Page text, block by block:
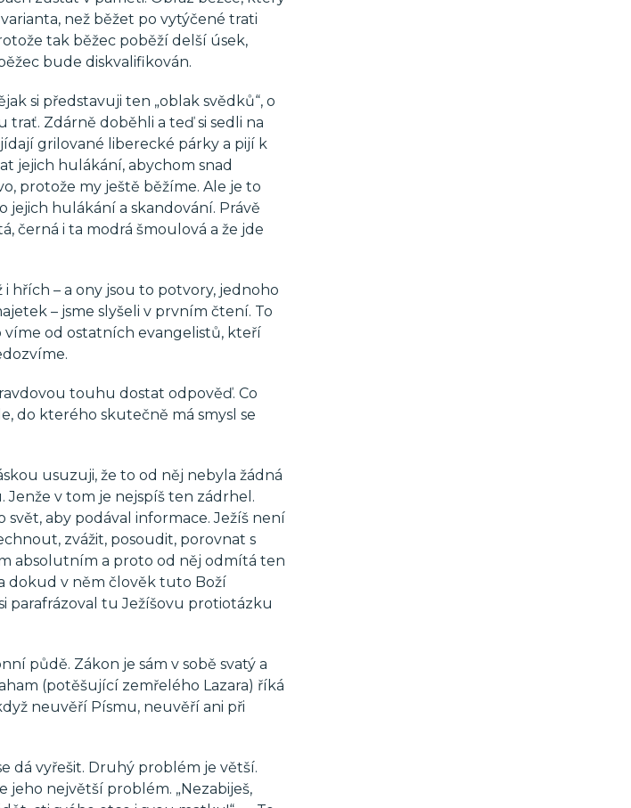
než běžet po vytýčené trati
tak běžec poběží delší úsek,
bude diskvalifikován.
si představuji ten „oblak svědků“, o
trať. Zdárně doběhli a teď si sedli na
grilované liberecké párky a pijí k
jejich hulákání, abychom snad
protože my ještě běžíme. Ale je to
jejich hulákání a skandování. Právě
černá i ta modrá šmoulová a že jde
hřích – a ony jsou to potvory, jednoho
– jsme slyšeli v prvním čtení. To
víme od ostatních evangelistů, kteří
touhu dostat odpověď. Co
do kterého skutečně má smysl se
usuzuji, že to od něj nebyla žádná
Jenže v tom je nejspíš ten zádrhel.
aby podával informace. Ježíš není
zvážit, posoudit, porovnat s
absolutním a proto od něj odmítá ten
dokud v něm člověk tuto Boží
parafrázoval tu Ježíšovu protiotázku
půdě. Zákon je sám v sobě svatý a
(potěšující zemřelého Lazara) říká
neuvěří Písmu, neuvěří ani při
dá vyřešit. Druhý problém je větší.
jeho největší problém. „Nezabiješ,